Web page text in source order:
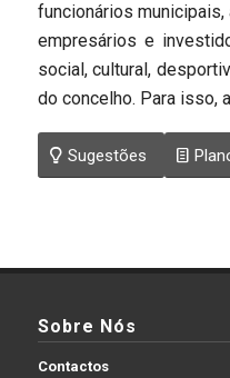
funcionários
empresários e
social, cultural,
do concelho. Para isso,
Sugestões
Sobre Nós
Contactos